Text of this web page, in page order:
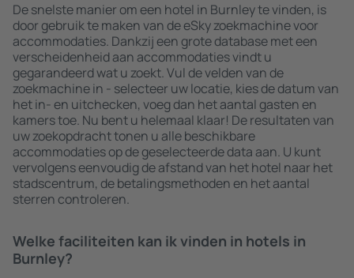
De snelste manier om een hotel in Burnley te vinden, is
door gebruik te maken van de eSky zoekmachine voor
accommodaties. Dankzij een grote database met een
verscheidenheid aan accommodaties vindt u
gegarandeerd wat u zoekt. Vul de velden van de
zoekmachine in - selecteer uw locatie, kies de datum van
het in- en uitchecken, voeg dan het aantal gasten en
kamers toe. Nu bent u helemaal klaar! De resultaten van
uw zoekopdracht tonen u alle beschikbare
accommodaties op de geselecteerde data aan. U kunt
vervolgens eenvoudig de afstand van het hotel naar het
stadscentrum, de betalingsmethoden en het aantal
sterren controleren.
Welke faciliteiten kan ik vinden in hotels in
Burnley?